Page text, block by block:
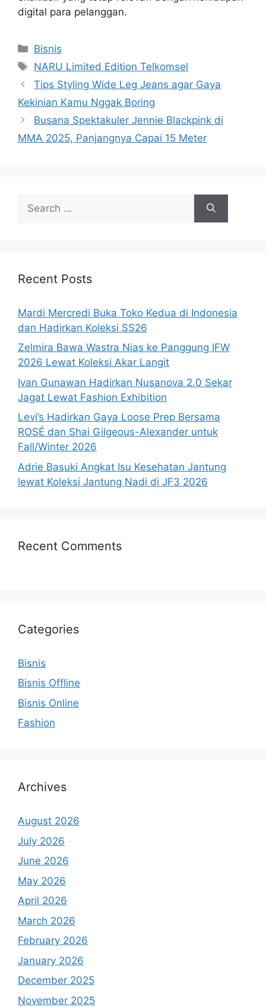
digital para pelanggan.
Categories
Bisnis
Tags
NARU Limited Edition Telkomsel
Tips Styling Wide Leg Jeans agar Gaya
Kekinian Kamu Nggak Boring
Busana Spektakuler Jennie Blackpink di
MMA 2025, Panjangnya Capai 15 Meter
for:
Recent Posts
Mardi Mercredi Buka Toko Kedua di Indonesia
dan Hadirkan Koleksi SS26
Zelmira Bawa Wastra Nias ke Panggung IFW
2026 Lewat Koleksi Akar Langit
Ivan Gunawan Hadirkan Nusanova 2.0 Sekar
Jagat Lewat Fashion Exhibition
Levi’s Hadirkan Gaya Loose Prep Bersama
ROSÉ dan Shai Gilgeous-Alexander untuk
Fall/Winter 2026
Adrie Basuki Angkat Isu Kesehatan Jantung
lewat Koleksi Jantung Nadi di JF3 2026
Recent Comments
Categories
Bisnis
Bisnis Offline
Bisnis Online
Fashion
Archives
August 2026
July 2026
June 2026
May 2026
April 2026
March 2026
February 2026
January 2026
December 2025
November 2025